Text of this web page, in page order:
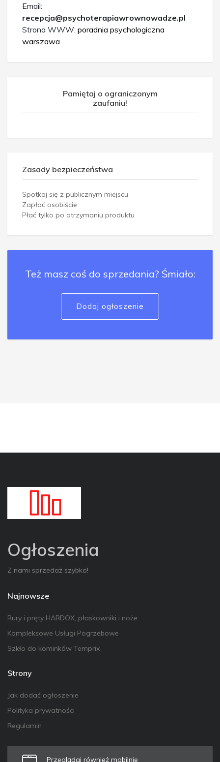
Email:
recepcja@psychoterapiawrownowadze.pl
Strona WWW: poradnia psychologiczna
warszawa
Pamiętaj o ograniczonym
zaufaniu!
Zasady bezpieczeństwa
Spotkaj się z publicznym miejscu
Zapłać osobiście
Płać tylko po otrzymaniu produktu
Też masz coś do sprzedania? Śmiało:
Dodaj ogłoszenie
Ogłoszenia
Z nami sprzedaż szybko!
Najnowsze
Rury i pręty HARDOX, płaskowniki i noże
Kompleksowe Usługi Pogrzebowe
Szkło do kominków Temprix
Strony
Jak dodać ogłoszenie
Polityka prywatności
Regulamin
Przeglądaj również mobilnie